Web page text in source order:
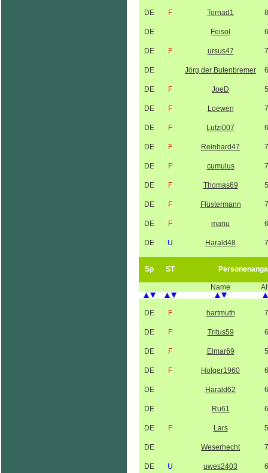
DE F Tornad1
DE Feisol
DE F ursus47
DE Jörg der Butenbremer
DE F JoeD
DE F Loewen
DE F Lutzi007
DE F Reinhard47
DE F cumulus
DE F Thomas69
DE F Flüstermann
DE F manu
DE U Harald48
Sp ST
Name
DE F hartmuth
DE F Tritus59
DE F Elmar69
DE F Holger1960
DE Harald62
DE Ru61
DE F Lars
DE Weserhecht
DE U uwes2403